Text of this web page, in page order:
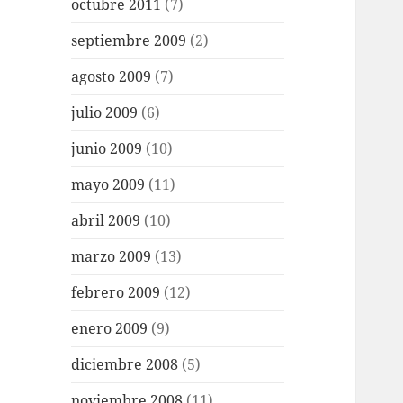
octubre 2011 (7)
septiembre 2009 (2)
agosto 2009 (7)
julio 2009 (6)
junio 2009 (10)
mayo 2009 (11)
abril 2009 (10)
marzo 2009 (13)
febrero 2009 (12)
enero 2009 (9)
diciembre 2008 (5)